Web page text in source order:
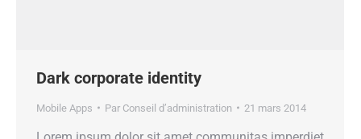
Dark corporate identity
Mobile Apps Par Conseil d’administration 21 mars 2014